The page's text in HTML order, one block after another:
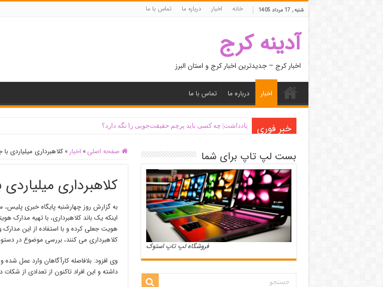
شنبه , 17 مرداد 1405 خانه اخبار درباره ما تماس با ما
آدینه کرج
اخبار کرج – جدیدترین اخبار کرج و استان البرز
اخبار درباره ما تماس با ما
خبر فوری یادداشت| ‌چه کسی باید پرچم حقیقت‌جویی را نگه دارد؟
صفحه اصلی » اخبار » کلاهبرداری میلیاردی
کلاهبرداری
به گزارش روز چهارشنبه پایگاه خبری
اینکه یک باند کلاهبرداری، با تهیه مدارک
هویت جعلی کرده و با استفاده از این
کلاهبرداری می کنند، بررسی موضوع در
وی افزود: بلافاصله کارآگاهان وارد
داشته و این افراد تاکنون از تعدادی از
بست لپ تاپ برای شما
فروشگاه لپ تاپ استوک